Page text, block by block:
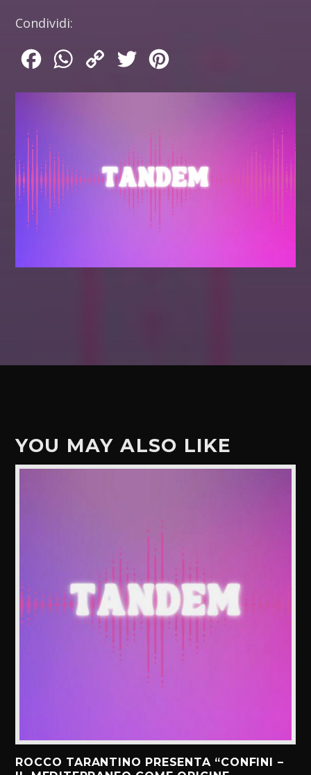
Condividi:
FacebookWhatsApp
Copy
Twitter
YOU MAY ALSO LIKE
ROCCO TARANTINO PRESENTA “CONFINI –